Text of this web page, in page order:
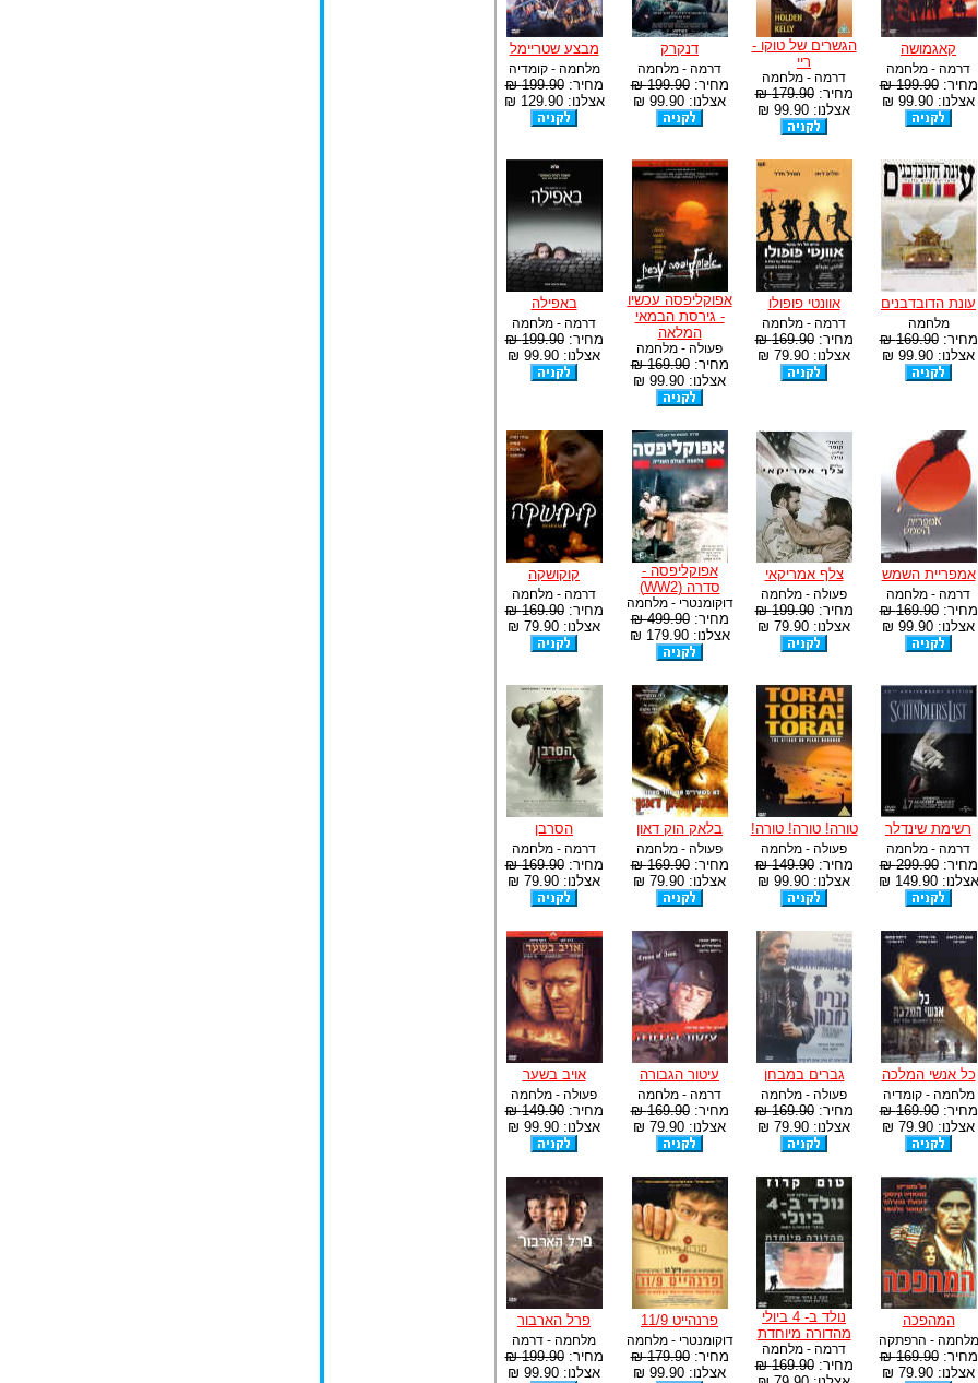
קאגמושה
דרמה - מלחמה
מחיר:199.90 ₪
אצלנו: 99.90 ₪
הגשרים של טוקו -
ריי
דרמה - מלחמה
מחיר:179.90 ₪
אצלנו: 99.90 ₪
דנקרק
דרמה - מלחמה
מחיר:199.90 ₪
אצלנו: 99.90 ₪
מבצע שטריימל
מלחמה - קומדיה
מחיר:199.90 ₪
אצלנו: 129.90 ₪
עונת הדובדבנים
מלחמה
מחיר:169.90 ₪
אצלנו: 99.90 ₪
אוונטי פופולו
דרמה - מלחמה
מחיר:169.90 ₪
אצלנו: 79.90 ₪
אפוקליפסה עכשיו
- גירסת הבמאי
המלאה
פעולה - מלחמה
מחיר:169.90 ₪
אצלנו: 99.90 ₪
באפילה
דרמה - מלחמה
מחיר:199.90 ₪
אצלנו: 99.90 ₪
אמפריית השמש
דרמה - מלחמה
מחיר:169.90 ₪
אצלנו: 99.90 ₪
צלף אמריקאי
פעולה - מלחמה
מחיר:199.90 ₪
אצלנו: 79.90 ₪
אפוקליפסה -
סדרה (WW2)
דוקומנטרי - מלחמה
מחיר:499.90 ₪
אצלנו: 179.90 ₪
קוקושקה
דרמה - מלחמה
מחיר:169.90 ₪
אצלנו: 79.90 ₪
רשימת שינדלר
דרמה - מלחמה
מחיר:299.90 ₪
אצלנו: 149.90 ₪
טורה! טורה! טורה!
פעולה - מלחמה
מחיר:149.90 ₪
אצלנו: 99.90 ₪
בלאק הוק דאון
פעולה - מלחמה
מחיר:169.90 ₪
אצלנו: 79.90 ₪
הסרבן
דרמה - מלחמה
מחיר:169.90 ₪
אצלנו: 79.90 ₪
כל אנשי המלכה
מלחמה - קומדיה
מחיר:169.90 ₪
אצלנו: 79.90 ₪
גברים במבחן
פעולה - מלחמה
מחיר:169.90 ₪
אצלנו: 79.90 ₪
עיטור הגבורה
דרמה - מלחמה
מחיר:169.90 ₪
אצלנו: 79.90 ₪
אויב בשער
פעולה - מלחמה
מחיר:149.90 ₪
אצלנו: 99.90 ₪
המהפכה
מלחמה - הרפתקה
מחיר:169.90 ₪
אצלנו: 79.90 ₪
נולד ב- 4 ביולי
מהדורה מיוחדת
דרמה - מלחמה
מחיר:169.90 ₪
פרנהייט 11/9
דוקומנטרי - מלחמה
מחיר:179.90 ₪
אצלנו: 99.90 ₪
פרל הארבור
מלחמה - דרמה
מחיר:199.90 ₪
אצלנו: 99.90 ₪